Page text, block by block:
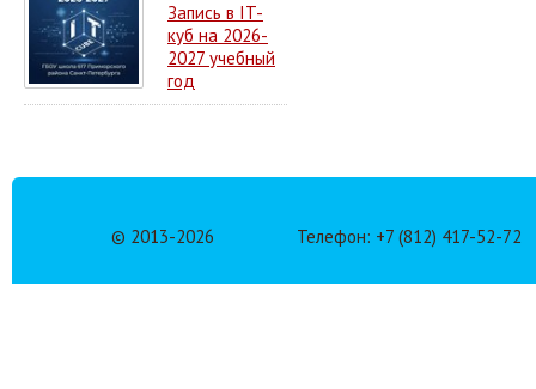
Запись в IT-
куб на 2026-
2027 учебный
год
© 2013-2026 Телефон: +7 (812) 417-52-72